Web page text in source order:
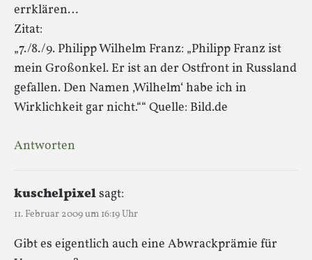
errklären…
Zitat:
„7./8./9. Philipp Wilhelm Franz: „Philipp Franz ist
mein Großonkel. Er ist an der Ostfront in Russland
gefallen. Den Namen ‚Wilhelm‘ habe ich in
Wirklichkeit gar nicht.““ Quelle: Bild.de
Antworten
kuschelpixelsagt:
11. Februar 2009 um 16:19 Uhr
Gibt es eigentlich auch eine Abwrackprämie für